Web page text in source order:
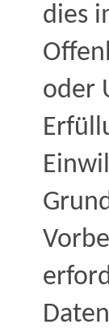
dies
oder